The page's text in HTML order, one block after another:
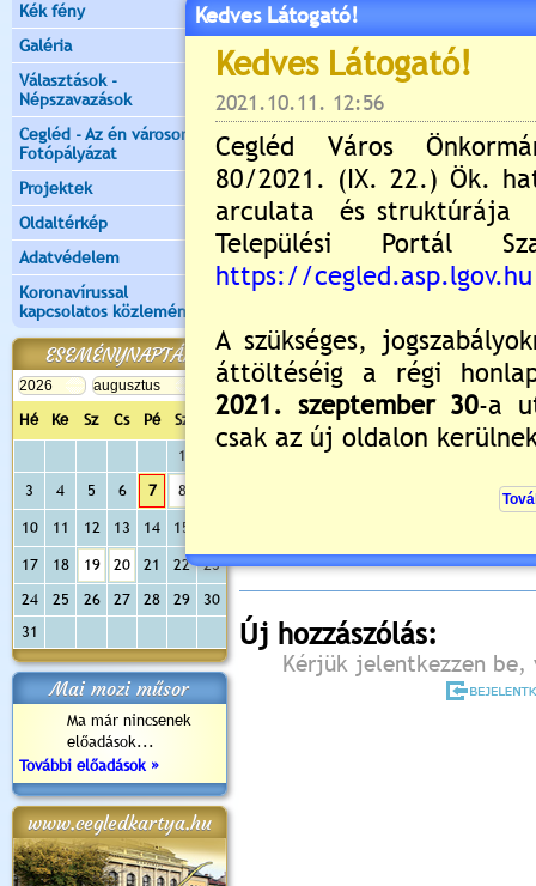
Kék fény
Galéria
Választások -
Népszavazások
Cegléd - Az én városom -
Fotópályázat
Projektek
Oldaltérkép
Adatvédelem
Koronavírussal
kapcsolatos közlemények
ESEMÉNYNAPTÁR
Hé Ke Sz Cs Pé Sz
Va
1
3
4 5 6 7 8
10 11 12 13 14 15
17 18 19 20 21 22
23
24
25 26 27 28 29
30
31
Mai mozi műsor
Ma már nincsenek
előadások...
További előadások »
www.cegledkartya.hu
Még nincsenek hozzászólások
Új hozzászólás:
Kérjük jelentkezzen be,
Kedves Látogató!